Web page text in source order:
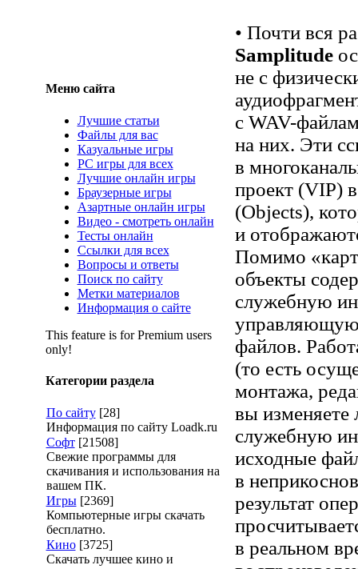
Меню сайта
Лучшие статьи
Файлы для вас
Казуальные игры
PC игры для всех
Лучшие онлайн игры
Браузерные игры
Азартные онлайн игры
Видео - смотреть онлайн
Тесты онлайн
Ссылки для всех
Вопросы и ответы
Поиск по сайту
Метки материалов
Информация о сайте
This feature is for Premium users
only!
Категории раздела
По сайту [28]
Информация по сайту Loadk.ru
Софт [21508]
Свежие программы для
скачивания и использования на
вашем ПК.
Игры [2369]
Компьютерные игры скачать
бесплатно.
Кино [3725]
Скачать лучшее кино и
• Почти вся
Samplitude
не с
с WAV-
на них. Эти
в
проект (VIP)
(Objects),
и
Помимо
объекты
служебную
управляющую
файлов.
(то есть
монтажа,
вы изменяете
служебную
исходные
в
результат
в реальном